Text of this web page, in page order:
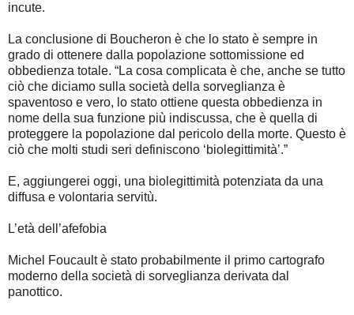
incute.
La conclusione di Boucheron è che lo stato è sempre in
grado di ottenere dalla popolazione sottomissione ed
obbedienza totale. “La cosa complicata è che, anche se tutto
ciò che diciamo sulla società della sorveglianza è
spaventoso e vero, lo stato ottiene questa obbedienza in
nome della sua funzione più indiscussa, che è quella di
proteggere la popolazione dal pericolo della morte. Questo è
ciò che molti studi seri definiscono ‘biolegittimità’.”
E, aggiungerei oggi, una biolegittimità potenziata da una
diffusa e volontaria servitù.
L’età dell’afefobia
Michel Foucault è stato probabilmente il primo cartografo
moderno della società di sorveglianza derivata dal
panottico.